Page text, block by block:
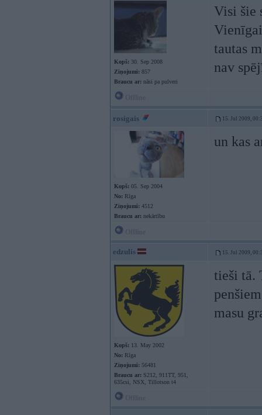
Kopš: 30. Sep 2008
Ziņojumi: 857
Braucu ar: nāsi pa pulveri
Visi šie
tautas
nav
rosigais 15. Jul 2009,
Kopš: 05. Sep 2004
No: Rīga
Ziņojumi: 4512
Braucu ar: nekārtību
un kas
edzulis 15. Jul 2009,
Kopš: 13. May 2002
No: Rīga
Ziņojumi: 56481
Braucu ar: S212, 911TT, 951,
635csi, NSX, Tillotson t4
tieši tā.
masu